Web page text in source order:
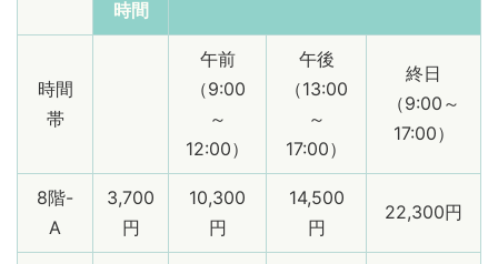
時間
時間
帯
午前
（9:00
～
12:00）
午後
（13:00
～
17:00）
終日
（9:00～
17:00）
8階-
A
3,700
円
10,300
円
14,500
円
22,300円